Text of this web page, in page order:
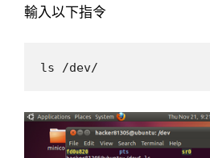
輸入以下指令
ls /dev/